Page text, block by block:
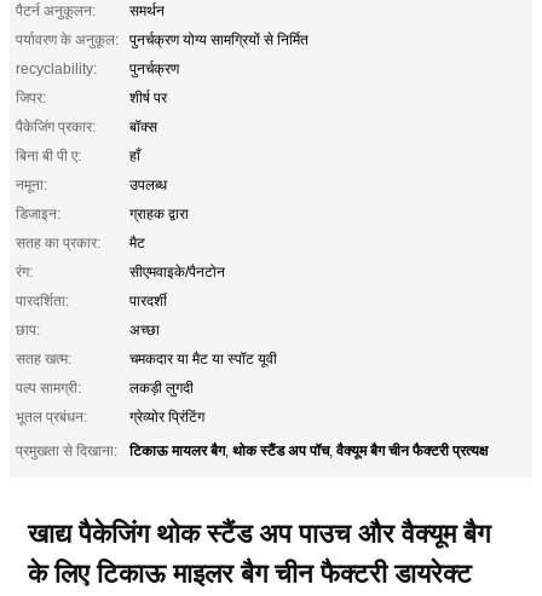
पैटर्न अनुकूलन:
समर्थन
पर्यावरण के अनुकूल:
पुनर्चक्रण योग्य सामग्रियों से निर्मित
recyclability:
पुनर्चक्रण
जिपर:
शीर्ष पर
पैकेजिंग प्रकार:
बॉक्स
बिना बी पी ए:
हाँ
नमूना:
उपलब्ध
डिजाइन:
ग्राहक द्वारा
सतह का प्रकार:
मैट
रंग:
सीएमवाइके/पैनटोन
पारदर्शिता:
पारदर्शी
छाप:
अच्छा
सतह खत्म:
चमकदार या मैट या स्पॉट यूवी
पल्प सामग्री:
लकड़ी लुगदी
भूतल प्रबंधन:
ग्रेव्योर प्रिंटिंग
प्रमुखता से दिखाना:
टिकाऊ मायलर बैग, थोक स्टैंड अप पॉच,वैक्यूम बैग चीन फैक्टरी प्रत्यक्ष
खाद्य पैकेजिंग थोक स्टैंड अप पाउच और वैक्यूम बैग
के लिए टिकाऊ माइलर बैग चीन फैक्टरी डायरेक्ट